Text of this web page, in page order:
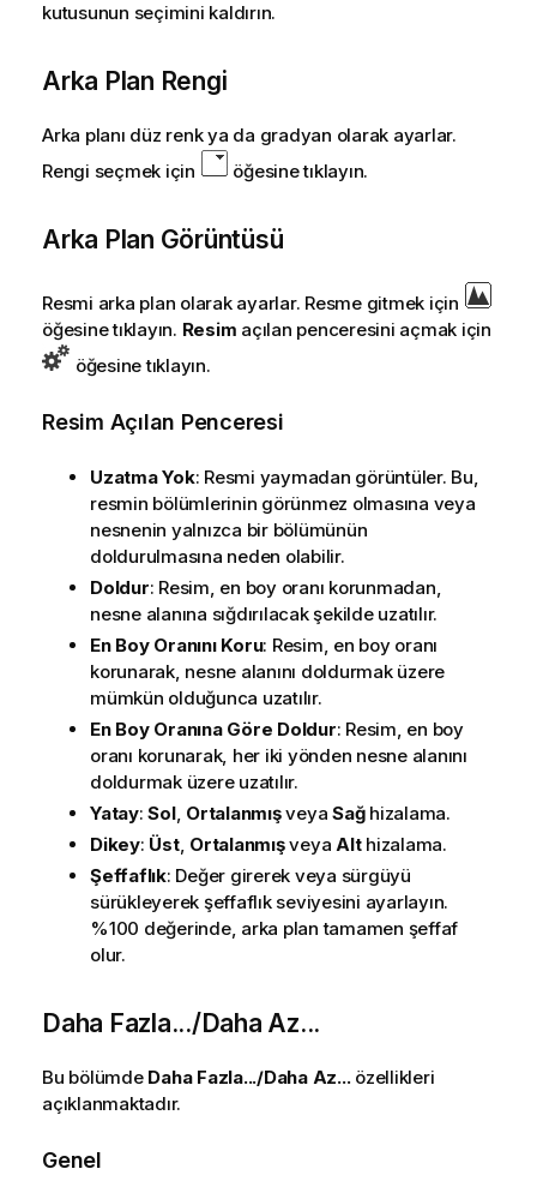
kutusunun seçimini kaldırın.
Arka Plan Rengi
Arka planı düz renk ya da gradyan olarak ayarlar.
Rengi seçmek için
öğesine tıklayın.
Arka Plan Görüntüsü
Resmi arka plan olarak ayarlar. Resme gitmek için
öğesine tıklayın. Resim açılan penceresini açmak için
öğesine tıklayın.
Resim Açılan Penceresi
Uzatma Yok: Resmi yaymadan görüntüler. Bu,
resmin bölümlerinin görünmez olmasına veya
nesnenin yalnızca bir bölümünün
doldurulmasına neden olabilir.
Doldur: Resim, en boy oranı korunmadan,
nesne alanına sığdırılacak şekilde uzatılır.
En Boy Oranını Koru: Resim, en boy oranı
korunarak, nesne alanını doldurmak üzere
mümkün olduğunca uzatılır.
En Boy Oranına Göre Doldur: Resim, en boy
oranı korunarak, her iki yönden nesne alanını
doldurmak üzere uzatılır.
Yatay:Sol, Ortalanmışveya Sağhizalama.
Dikey: Üst, Ortalanmışveya Althizalama.
Şeffaflık: Değer girerek veya sürgüyü
sürükleyerek şeffaflık seviyesini ayarlayın.
%100 değerinde, arka plan tamamen şeffaf
olur.
Daha Fazla.../Daha Az...
Bu bölümde Daha Fazla.../Daha Az...özellikleri
açıklanmaktadır.
Genel